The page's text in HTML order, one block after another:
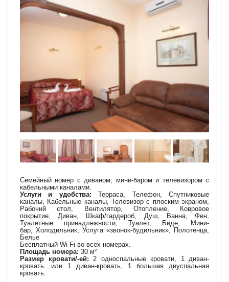
Семейный номер с диваном, мини-баром и телевизором с
кабельными каналами.
Услуги и удобства:Терраса, Телефон, Спутниковые
каналы, Кабельные каналы, Телевизор с плоским экраном,
Рабочий стол, Вентилятор, Отопление, Ковровое
покрытие,Диван, Шкаф/гардероб, Душ, Ванна, Фен,
Туалетные принадлежности, Туалет, Биде,
Мини-
бар, Холодильник, Услуга «звонок-будильник», Полотенца,
Белье
Бесплатный Wi-Fi во всех номерах.
Площадь номера: 30 м²
Размер кровати/-ей: 2 односпальные кровати, 1 диван-
кровать. или 1 диван-кровать, 1 большая двуспальная
кровать.